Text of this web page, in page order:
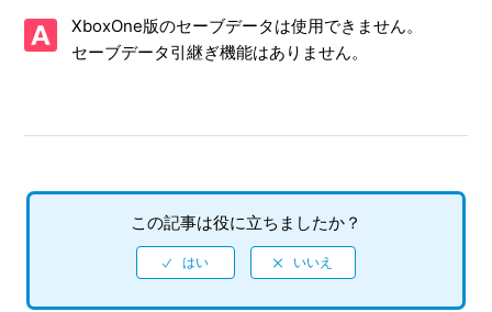
【Xbox Series X|S/龍が如く０ 誓いの場所 Director's Cut】
取扱説明書（マニュアル）はありますか
【Xbox Series X|S/龍が如く０ 誓いの場所 Director's Cut】
シェア機能に対応していますか（制限されている機能はあり
XboxOne版のセーブデータは使用できません。
セーブデータ引継ぎ機能はありません。
この記事は役に立ちましたか？